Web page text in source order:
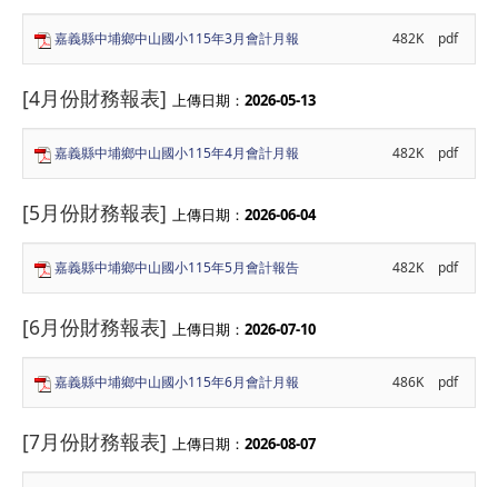
嘉義縣中埔鄉中山國小115年3月會計月報 482K pdf
[4月份財務報表] 上傳日期： 2026-05-13
嘉義縣中埔鄉中山國小115年4月會計月報 482K pdf
[5月份財務報表] 上傳日期： 2026-06-04
嘉義縣中埔鄉中山國小115年5月會計報告 482K pdf
[6月份財務報表] 上傳日期： 2026-07-10
嘉義縣中埔鄉中山國小115年6月會計月報 486K pdf
[7月份財務報表] 上傳日期： 2026-08-07